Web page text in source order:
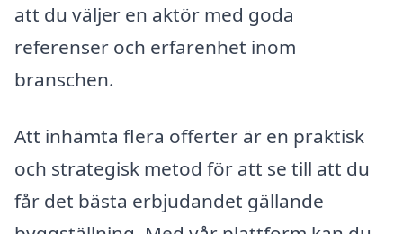
att du väljer en aktör med goda
referenser och erfarenhet inom
branschen.
Att inhämta flera offerter är en praktisk
och strategisk metod för att se till att du
får det bästa erbjudandet gällande